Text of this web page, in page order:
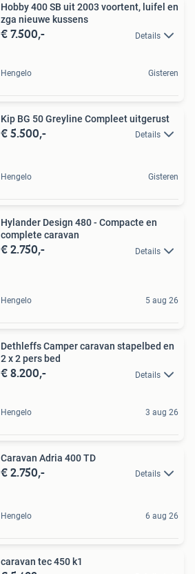
Hobby 400 SB uit 2003 voortent, luifel en
zga nieuwe kussens
€ 7.500,- Details
Hengelo Gisteren
Kip BG 50 Greyline Compleet uitgerust
€ 5.500,- Details
Hengelo Gisteren
Hylander Design 480 - Compacte en
complete caravan
€ 2.750,- Details
Hengelo 5 aug 26
Dethleffs Camper caravan stapelbed en
2 x 2 pers bed
€ 8.200,- Details
Hengelo 3 aug 26
Caravan Adria 400 TD
€ 2.750,- Details
Hengelo 6 aug 26
caravan tec 450 k1